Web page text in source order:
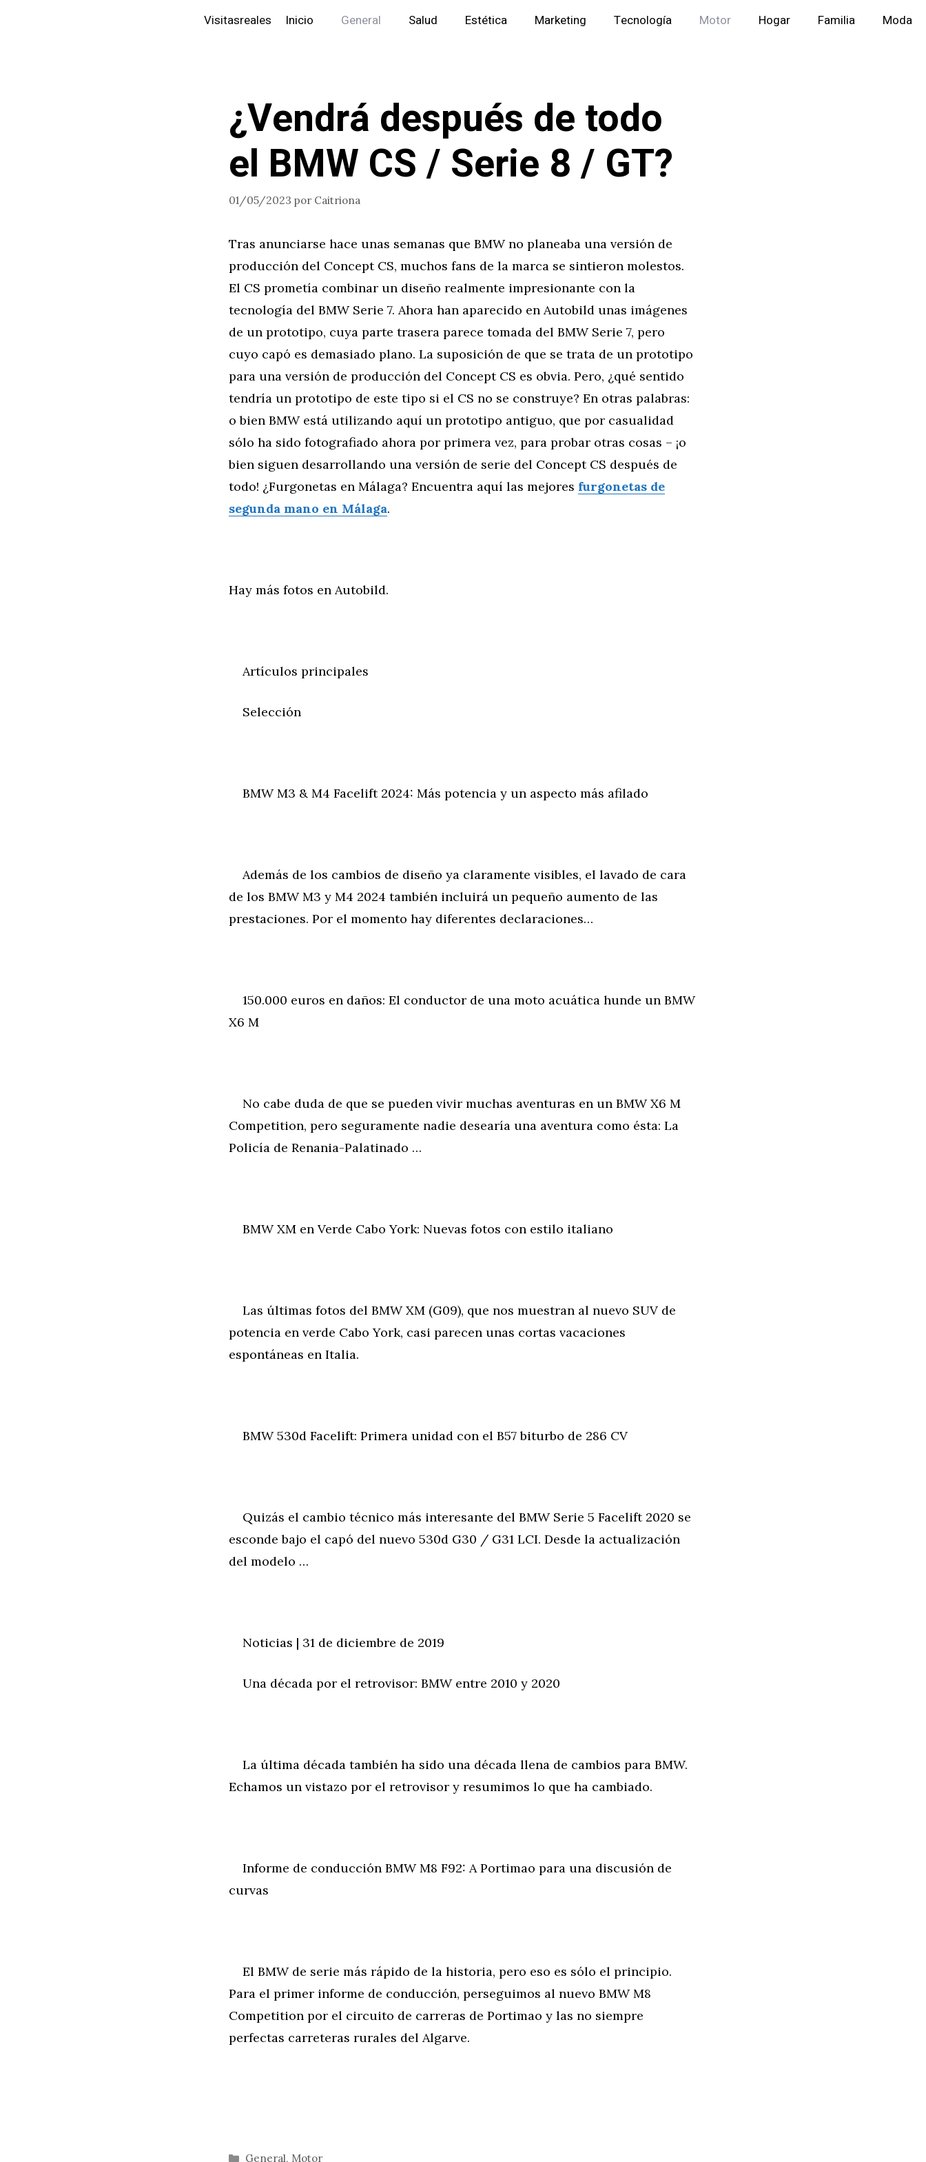
Visitasreales Inicio General Salud Estética Marketing Tecnología Motor Hogar Familia Moda
¿Vendrá después de todo
el BMW CS / Serie 8 / GT?
01/05/2023 por Caitriona
Tras anunciarse hace unas semanas que BMW no planeaba una versión de
producción del Concept CS, muchos fans de la marca se sintieron molestos.
El CS prometía combinar un diseño realmente impresionante con la
tecnología del BMW Serie 7. Ahora han aparecido en Autobild unas imágenes
de un prototipo, cuya parte trasera parece tomada del BMW Serie 7, pero
cuyo capó es demasiado plano. La suposición de que se trata de un prototipo
para una versión de producción del Concept CS es obvia. Pero, ¿qué sentido
tendría un prototipo de este tipo si el CS no se construye? En otras palabras:
o bien BMW está utilizando aquí un prototipo antiguo, que por casualidad
sólo ha sido fotografiado ahora por primera vez, para probar otras cosas – ¡o
bien siguen desarrollando una versión de serie del Concept CS después de
todo! ¿Furgonetas en Málaga? Encuentra aquí las mejores furgonetas de
segunda mano en Málaga.
Hay más fotos en Autobild.
Artículos principales
Selección
BMW M3 & M4 Facelift 2024: Más potencia y un aspecto más afilado
Además de los cambios de diseño ya claramente visibles, el lavado de cara
de los BMW M3 y M4 2024 también incluirá un pequeño aumento de las
prestaciones. Por el momento hay diferentes declaraciones…
150.000 euros en daños: El conductor de una moto acuática hunde un BMW
X6 M
No cabe duda de que se pueden vivir muchas aventuras en un BMW X6 M
Competition, pero seguramente nadie desearía una aventura como ésta: La
Policía de Renania-Palatinado …
BMW XM en Verde Cabo York: Nuevas fotos con estilo italiano
Las últimas fotos del BMW XM (G09), que nos muestran al nuevo SUV de
potencia en verde Cabo York, casi parecen unas cortas vacaciones
espontáneas en Italia.
BMW 530d Facelift: Primera unidad con el B57 biturbo de 286 CV
Quizás el cambio técnico más interesante del BMW Serie 5 Facelift 2020 se
esconde bajo el capó del nuevo 530d G30 / G31 LCI. Desde la actualización
del modelo …
Noticias | 31 de diciembre de 2019
Una década por el retrovisor: BMW entre 2010 y 2020
La última década también ha sido una década llena de cambios para BMW.
Echamos un vistazo por el retrovisor y resumimos lo que ha cambiado.
Informe de conducción BMW M8 F92: A Portimao para una discusión de
curvas
El BMW de serie más rápido de la historia, pero eso es sólo el principio.
Para el primer informe de conducción, perseguimos al nuevo BMW M8
Competition por el circuito de carreras de Portimao y las no siempre
perfectas carreteras rurales del Algarve.
Categorías
General, Motor